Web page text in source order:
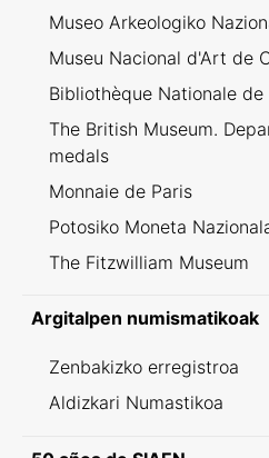
Museo Arkeologiko
Museu Nacional d'Art de
Bibliothèque Nationale de
The British Museum.
medals
Monnaie de Paris
Potosiko Moneta
The Fitzwilliam Museum
Argitalpen numismatikoak
Zenbakizko erregistroa
Aldizkari Numastikoa